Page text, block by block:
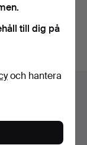
auktioner
till dig på
och hantera